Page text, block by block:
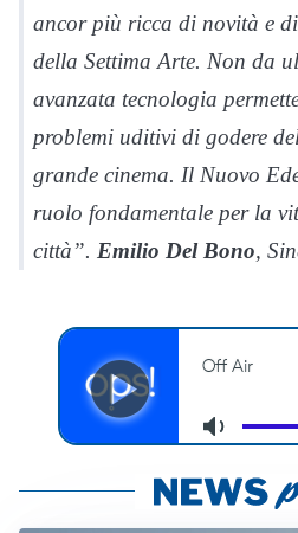
ancor più ricca di novità e
della Settima Arte. Non da
avanzata tecnologia
problemi uditivi di godere
grande cinema. Il Nuovo
ruolo fondamentale per la
città”. Emilio Del Bono,